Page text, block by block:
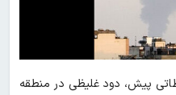
پیش، دود غلیظی در منطقه